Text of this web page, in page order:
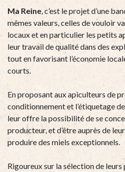
Ma Reine , c’est le projet d’une
mêmes valeurs, celles de vouloir
locaux et en particulier les petits
leur travail de qualité dans des
tout en favorisant l’économie
courts.
En proposant aux apiculteurs de
conditionnement et l’étiquetage
leur offre la possibilité de se
producteur, et d’être auprès de
produire des miels exceptionnels.
Rigoureux sur la sélection de leurs